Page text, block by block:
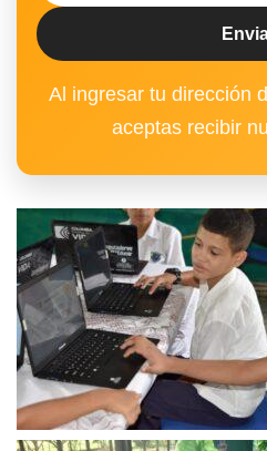
Al ingresar tu dirección
aceptas recibir